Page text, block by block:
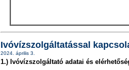
Ivóvízszolgáltatással
2024. április 3.
1.) Ivóvízszolgáltató adatai és